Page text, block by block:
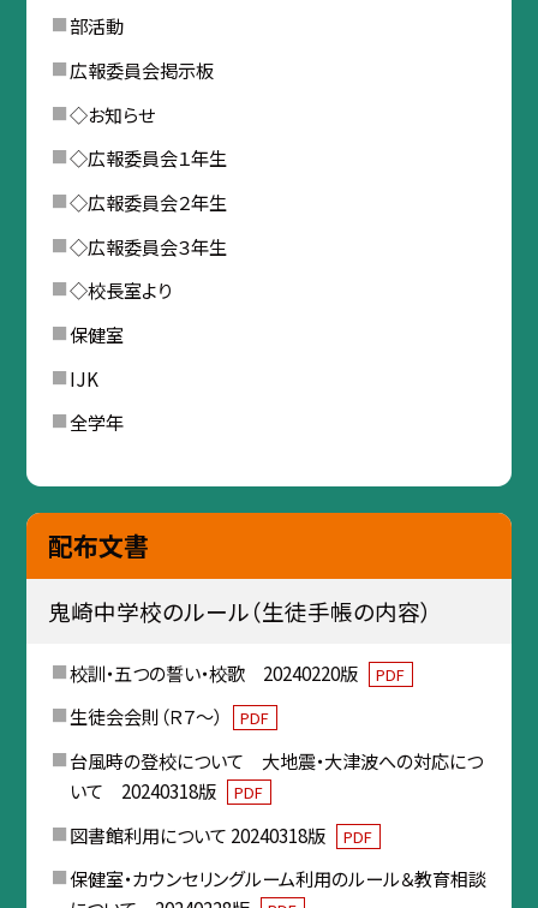
部活動
広報委員会掲示板
◇お知らせ
◇広報委員会１年生
◇広報委員会２年生
◇広報委員会３年生
◇校長室より
保健室
IJK
全学年
配布文書
鬼崎中学校のルール（生徒手帳の内容）
校訓・五つの誓い・校歌 20240220版 PDF
生徒会会則（Ｒ７～） PDF
台風時の登校について 大地震・大津波への対応につ
いて 20240318版
PDF
図書館利用について 20240318版 PDF
保健室・カウンセリングルーム利用のルール＆教育相談